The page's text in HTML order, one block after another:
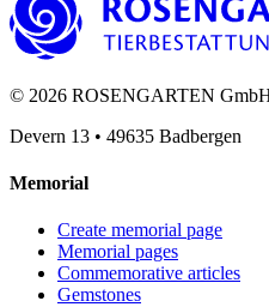
© 2026 ROSENGARTEN
Devern 13 • 49635 Badbergen
Memorial
Create memorial page
Memorial pages
Commemorative articles
Gemstones